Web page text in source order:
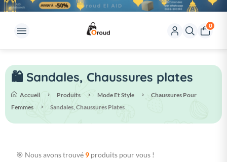
0
🛍️ Sandales, Chaussures plates
Accueil Produits Mode Et Style
Chaussures Pour
Femmes
Sandales, Chaussures Plates
🎯 Nous avons trouvé 9 produits pour vous !